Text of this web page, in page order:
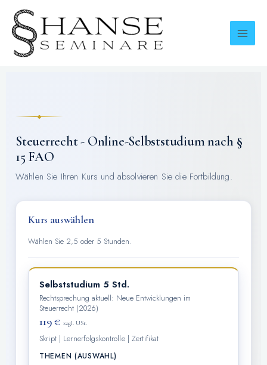
Inhalt
springen
Steuerrecht - Online-Selbststudium nach §
15 FAO
Wählen Sie Ihren Kurs und absolvieren Sie die Fortbildung.
Kurs auswählen
Wählen Sie 2,5 oder 5 Stunden.
Selbststudium 5 Std.
Rechtsprechung aktuell: Neue Entwicklungen im
Steuerrecht (2026)
119 € zzgl. USt.
Skript | Lernerfolgskontrolle | Zertifikat
THEMEN (AUSWAHL)